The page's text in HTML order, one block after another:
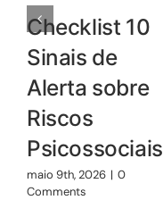
Checklist 10
Sinais de
Alerta sobre
Riscos
Psicossociais
maio 9th, 2026 | 0
Comments